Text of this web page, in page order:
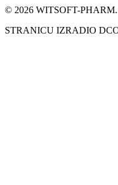
© 2026 WITSOFT-PHARM.
STRANICU IZRADIO